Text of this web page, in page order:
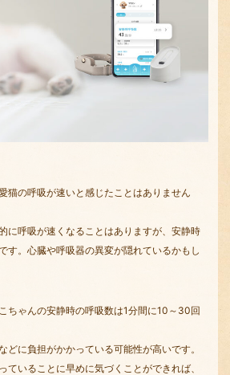
猫の呼吸が速いと感じたことはありません
に呼吸が速くなることはありますが、安静時
す。心臓や呼吸器の異変が隠れているかもし
ちゃんの安静時の呼吸数は1分間に10～30回
どに負担がかかっている可能性が高いです。
ていることに早めに気づくことができれば、